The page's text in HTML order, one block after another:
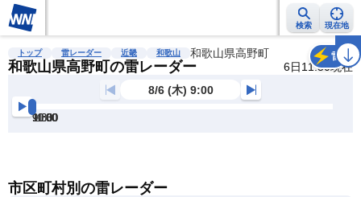
検索 現在地
雨雲レーダー 台風情報 地震情報 警報・注意報 2週間天気 ラ
トップ 雷レーダー 近畿 和歌山 和歌山県高野町
和歌山県高野町の雷レーダー 6日11:50現在
雷
8/6 (木) 9:00
9:00
9:30
10:00
10:30
11:00
11:30
市区町村別の雷レーダー